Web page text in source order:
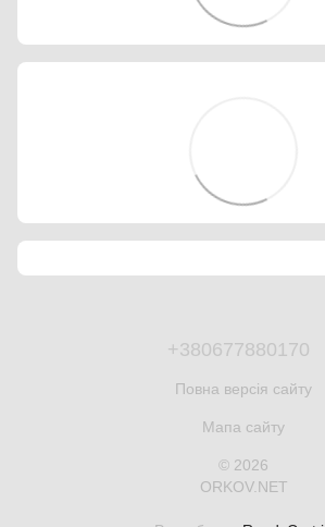
+380677880170
Повна версія сайту
Мапа сайту
© 2026
ORKOV.NET